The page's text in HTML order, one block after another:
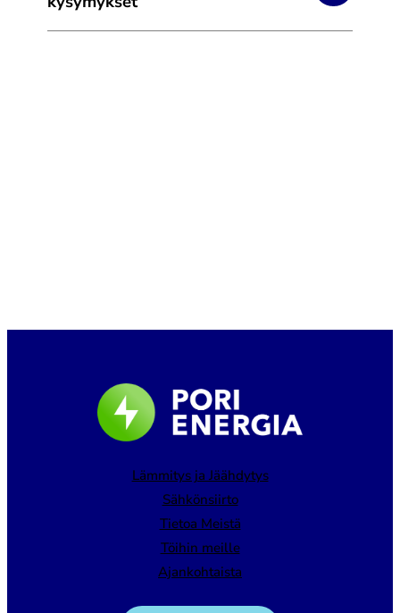
Lämmitys ja Jäähdytys
Sähkönsiirto
Tietoa Meistä
Töihin meille
Ajankohtaista